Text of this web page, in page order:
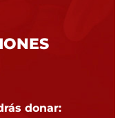
donar: